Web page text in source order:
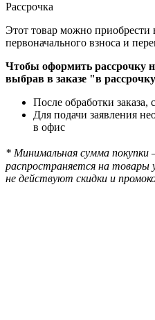
Рассрочка
Этот товар можно приобрести
первоначального взноса и
Чтобы оформить рассрочку
выбрав в заказе "в
После обработки
Для подачи заявления
в офис
* Минимальная сумма покупки
распространяется на
не действуют скидки и